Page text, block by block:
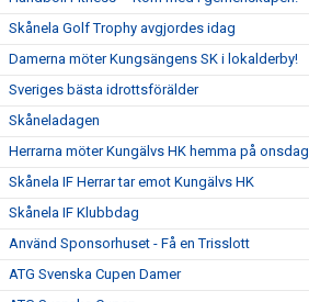
Skånela Golf Trophy avgjordes idag
Damerna möter Kungsängens SK i lokalderby!
Sveriges bästa idrottsförälder
Skåneladagen
Herrarna möter Kungälvs HK hemma på onsdag
Skånela IF Herrar tar emot Kungälvs HK
Skånela IF Klubbdag
Använd Sponsorhuset - Få en Trisslott
ATG Svenska Cupen Damer